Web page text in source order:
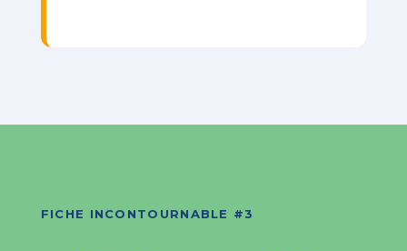
FICHE INCONTOURNABLE #3